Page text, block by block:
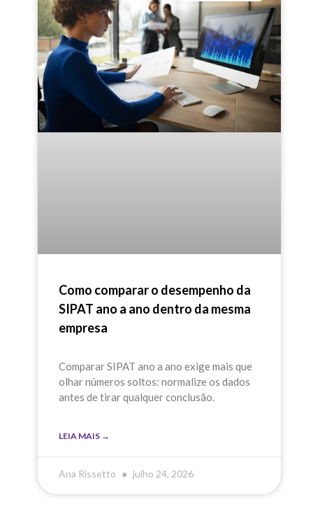
Como comparar o desempenho da
SIPAT ano a ano dentro da mesma
empresa
Comparar SIPAT ano a ano exige mais que
olhar números soltos: normalize os dados
antes de tirar qualquer conclusão.
LEIA MAIS →
Ana Rissetto julho 24, 2026